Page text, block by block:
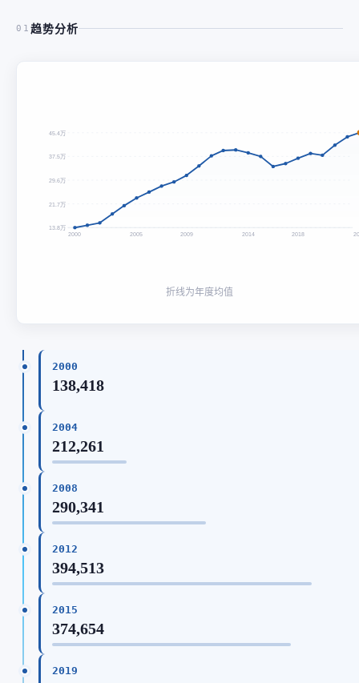
01 趋势分析
45.4万
37.5万
29.6万
21.7万
13.8万
2000 2005 2009 2014 2018
折线为年度均值
2000
138,418
2004
212,261
2008
290,341
2012
394,513
2015
374,654
2019